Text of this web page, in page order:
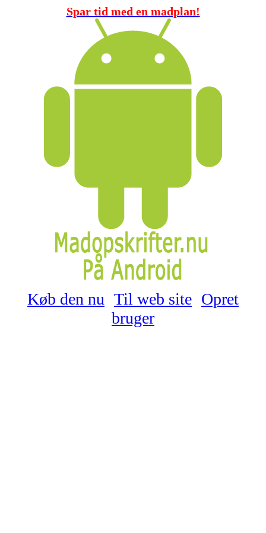
Spar tid med en madplan!
Køb den nu Til web site Opret
bruger